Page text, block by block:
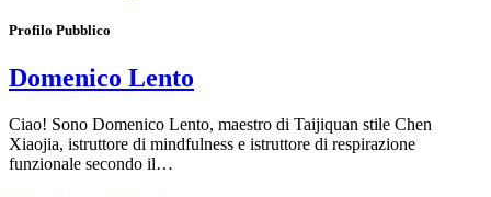
Profilo Pubblico
Domenico Lento
Ciao! Sono Domenico Lento, maestro di Taijiquan stile Chen
Xiaojia, istruttore di mindfulness e istruttore di respirazione
funzionale secondo il…